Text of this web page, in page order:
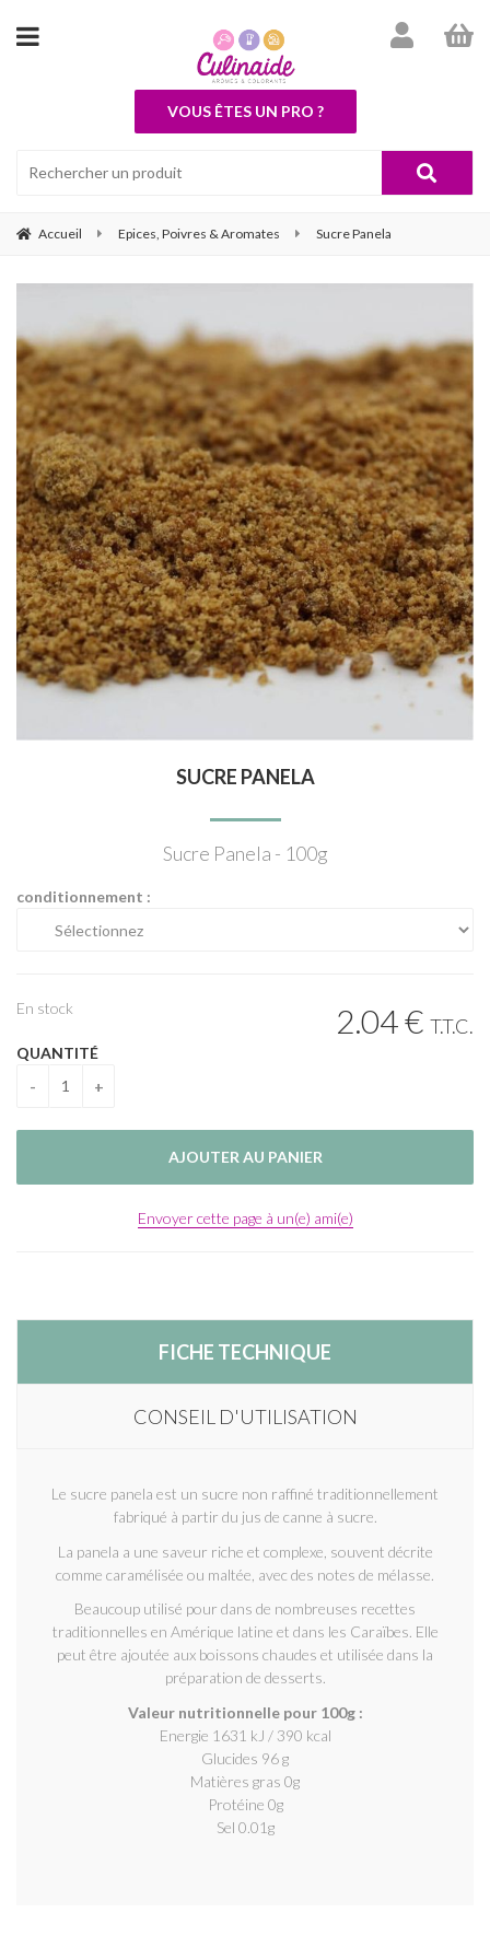
VOUS ÊTES UN PRO ?
Accueil Epices, Poivres & Aromates Sucre Panela
SUCRE PANELA
Sucre Panela - 100g
conditionnement :
2.04€ T.T.C.
En stock
QUANTITÉ
Envoyer cette page à un(e) ami(e)
FICHE TECHNIQUE
CONSEIL D'UTILISATION
Le sucre panela est un sucre non raffiné traditionnellement
fabriqué à partir du jus de canne à sucre.
La panela a une saveur riche et complexe, souvent décrite
comme caramélisée ou maltée, avec des notes de mélasse.
Beaucoup utilisé pour dans de nombreuses recettes
traditionnelles en Amérique latine et dans les Caraïbes. Elle
peut être ajoutée aux boissons chaudes et utilisée dans la
préparation de desserts.
Valeur nutritionnelle pour 100g :
Energie 1631 kJ / 390 kcal
Glucides 96 g
Matières gras 0g
Protéine 0g
Sel 0.01g